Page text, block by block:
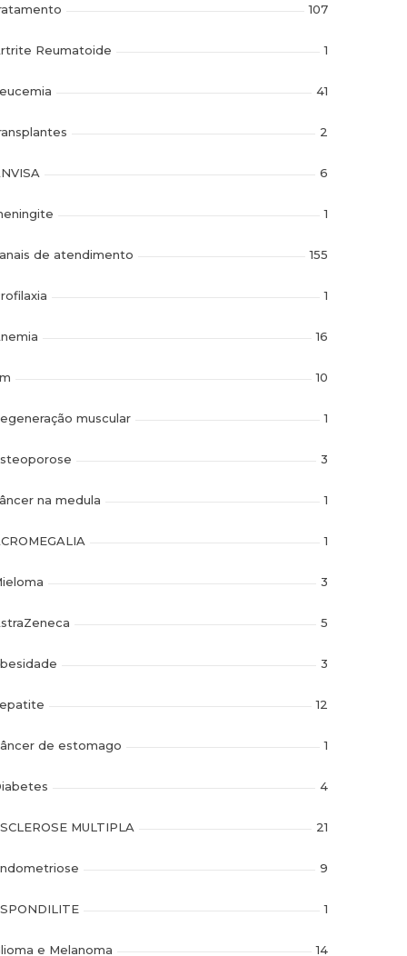
107
Reumatoide 1
41
2
6
1
de atendimento 155
1
16
10
muscular 1
3
na medula 1
1
3
5
3
12
de estomago 1
4
MULTIPLA 21
9
1
e Melanoma 14